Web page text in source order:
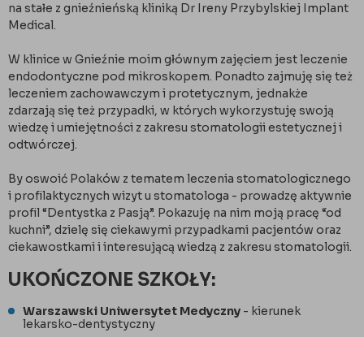
na stałe z gnieźnieńską kliniką Dr Ireny Przybylskiej Implant
Medical.
W klinice w Gnieźnie moim głównym zajęciem jest leczenie
endodontyczne pod mikroskopem. Ponadto zajmuję się też
leczeniem zachowawczym i protetycznym, jednakże
zdarzają się też przypadki, w których wykorzystuję swoją
wiedzę i umiejętności z zakresu stomatologii estetycznej i
odtwórczej.
By oswoić Polaków z tematem leczenia stomatologicznego
i profilaktycznych wizyt u stomatologa - prowadzę aktywnie
profil “Dentystka z Pasją”. Pokazuję na nim moją pracę “od
kuchni”, dzielę się ciekawymi przypadkami pacjentów oraz
ciekawostkami i interesującą wiedzą z zakresu stomatologii.
UKOŃCZONE SZKOŁY:
Warszawski Uniwersytet Medyczny - kierunek
lekarsko-dentystyczny